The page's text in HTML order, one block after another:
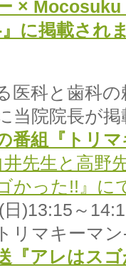
×
』に掲載され
医科と歯科
当院院長が
番組『トリ
日)13:15～
リマキーマ
『アレはス